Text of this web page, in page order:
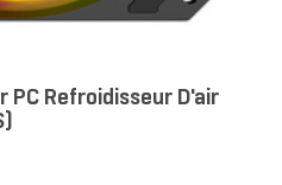
PC Refroidisseur D'air